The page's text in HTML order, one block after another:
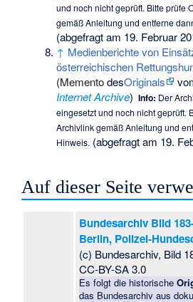
und noch nicht geprüft. Bitte prüfe
gemäßAnleitung und entferne
(abgefragt am 19. Februar
↑ Medienberichte von
österreichischen
(MementodesOriginals
Internet Archive) Info: Der
eingesetzt und noch nicht geprüft.
Archivlink gemäßAnleitung und
Hinweis. (abgefragt am 19.
Auf dieser Seite
Bundesarchiv Bild
Berlin, Polizei-
(c) Bundesarchiv, Bild
CC-BY-SA 3.0
Es folgt die historische
das Bundesarchiv aus